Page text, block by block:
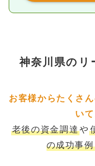
神奈川県のリ
お客様からたくさ
い
老後の資金調達や
の成功事例